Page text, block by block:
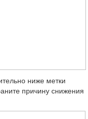
ниже метки
причину снижения